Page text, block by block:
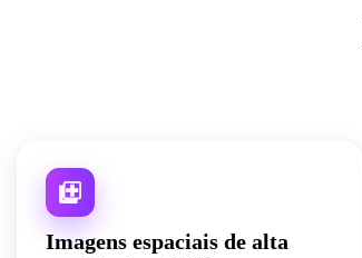
Imagens espaciais de alta